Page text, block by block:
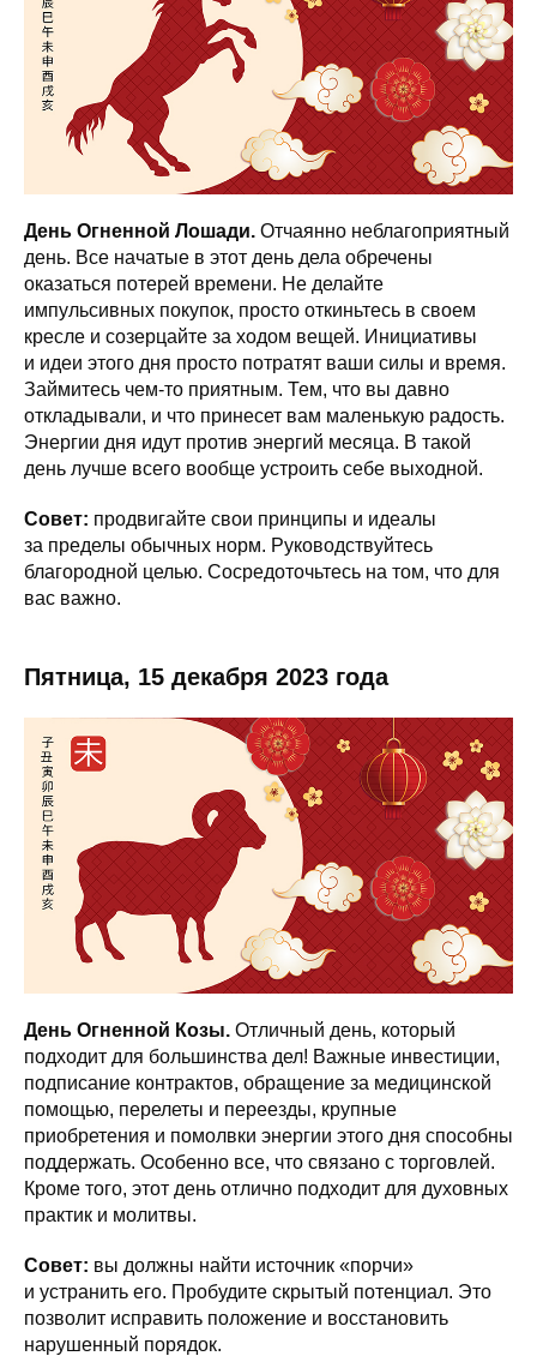
День Огненной Лошади. Отчаянно неблагоприятный
день. Все начатые в этот день дела обречены
оказаться потерей времени. Не делайте
импульсивных покупок, просто откиньтесь в своем
кресле и созерцайте за ходом вещей. Инициативы
и идеи этого дня просто потратят ваши силы и время.
Займитесь чем-то приятным. Тем, что вы давно
откладывали, и что принесет вам маленькую радость.
Энергии дня идут против энергий месяца. В такой
день лучше всего вообще устроить себе выходной.
Совет: продвигайте свои принципы и идеалы
за пределы обычных норм. Руководствуйтесь
благородной целью. Сосредоточьтесь на том, что для
вас важно.
Пятница, 15 декабря 2023 года
День Огненной Козы. Отличный день, который
подходит для большинства дел! Важные инвестиции,
подписание контрактов, обращение за медицинской
помощью, перелеты и переезды, крупные
приобретения и помолвки энергии этого дня способны
поддержать. Особенно все, что связано с торговлей.
Кроме того, этот день отлично подходит для духовных
практик и молитвы.
Совет: вы должны найти источник «порчи»
и устранить его. Пробудите скрытый потенциал. Это
позволит исправить положение и восстановить
нарушенный порядок.